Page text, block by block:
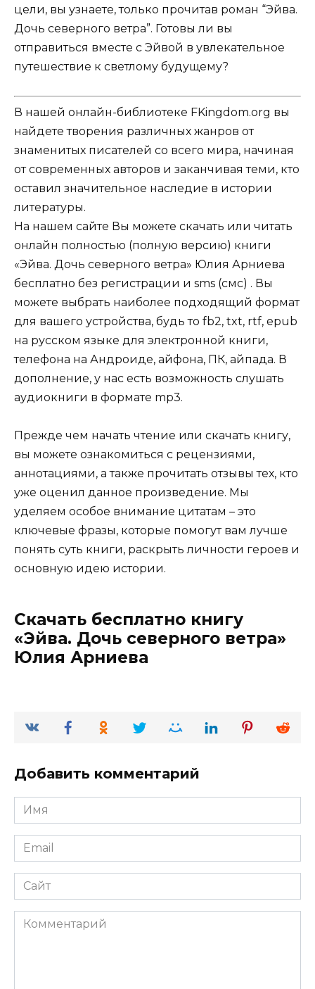
цели, вы узнаете, только прочитав роман “Эйва.
Дочь северного ветра”. Готовы ли вы
отправиться вместе с Эйвой в увлекательное
путешествие к светлому будущему?
В нашей онлайн-библиотеке FKingdom.org вы
найдете творения различных жанров от
знаменитых писателей со всего мира, начиная
от современных авторов и заканчивая теми, кто
оставил значительное наследие в истории
литературы.
На нашем сайте Вы можете скачать или читать
онлайн полностью (полную версию) книги
«Эйва. Дочь северного ветра» Юлия Арниева
бесплатно без регистрации и sms (смс) . Вы
можете выбрать наиболее подходящий формат
для вашего устройства, будь то fb2, txt, rtf, epub
на русском языке для электронной книги,
телефона на Андроиде, айфона, ПК, айпада. В
дополнение, у нас есть возможность слушать
аудиокниги в формате mp3.
Прежде чем начать чтение или скачать книгу,
вы можете ознакомиться с рецензиями,
аннотациями, а также прочитать отзывы тех, кто
уже оценил данное произведение. Мы
уделяем особое внимание цитатам – это
ключевые фразы, которые помогут вам лучше
понять суть книги, раскрыть личности героев и
основную идею истории.
Скачать бесплатно книгу
«Эйва. Дочь северного ветра»
Юлия Арниева
Добавить комментарий
Имя
*
Email
*
Сайт
Комментарий